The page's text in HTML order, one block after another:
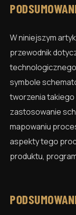
W niniejszym
przewodnik
symbole
tworzenia
zastosowanie
mapowaniu
aspekty tego
produktu,